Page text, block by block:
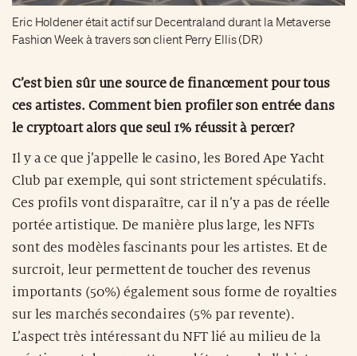
Eric Holdener était actif sur Decentraland durant la Metaverse
Fashion Week à travers son client Perry Ellis (DR)
C’est bien sûr une source de financement pour tous
ces artistes. Comment bien profiler son entrée dans
le cryptoart alors que seul 1% réussit à percer?
Il y a ce que j’appelle le casino, les Bored Ape Yacht
Club par exemple, qui sont strictement spéculatifs.
Ces profils vont disparaître, car il n’y a pas de réelle
portée artistique. De manière plus large, les NFTs
sont des modèles fascinants pour les artistes. Et de
surcroit, leur permettent de toucher des revenus
importants (50%) également sous forme de royalties
sur les marchés secondaires (5% par revente).
L’aspect très intéressant du NFT lié au milieu de la